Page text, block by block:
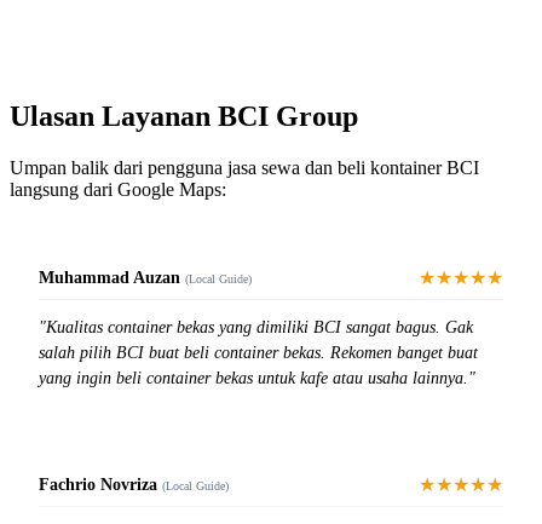
Ulasan Layanan BCI Group
Umpan balik dari pengguna jasa sewa dan beli kontainer BCI
langsung dari Google Maps:
Muhammad Auzan (Local Guide) ★★★★★
"Kualitas container bekas yang dimiliki BCI sangat bagus. Gak
salah pilih BCI buat beli container bekas. Rekomen banget buat
yang ingin beli container bekas untuk kafe atau usaha lainnya."
Fachrio Novriza (Local Guide) ★★★★★